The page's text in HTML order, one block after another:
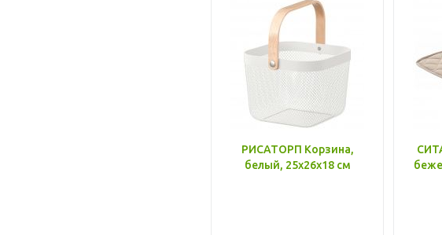
РИСАТОРП Корзина,
белый, 25x26x18 см